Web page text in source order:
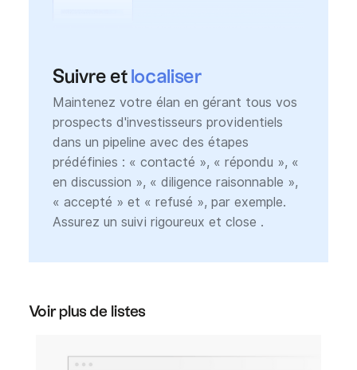
Suivre et localiser
Maintenez votre élan en gérant tous vos
prospects d'investisseurs providentiels
dans un pipeline avec des étapes
prédéfinies : « contacté », « répondu », «
en discussion », « diligence raisonnable »,
« accepté » et « refusé », par exemple.
Assurez un suivi rigoureux et close .
Voir plus de listes